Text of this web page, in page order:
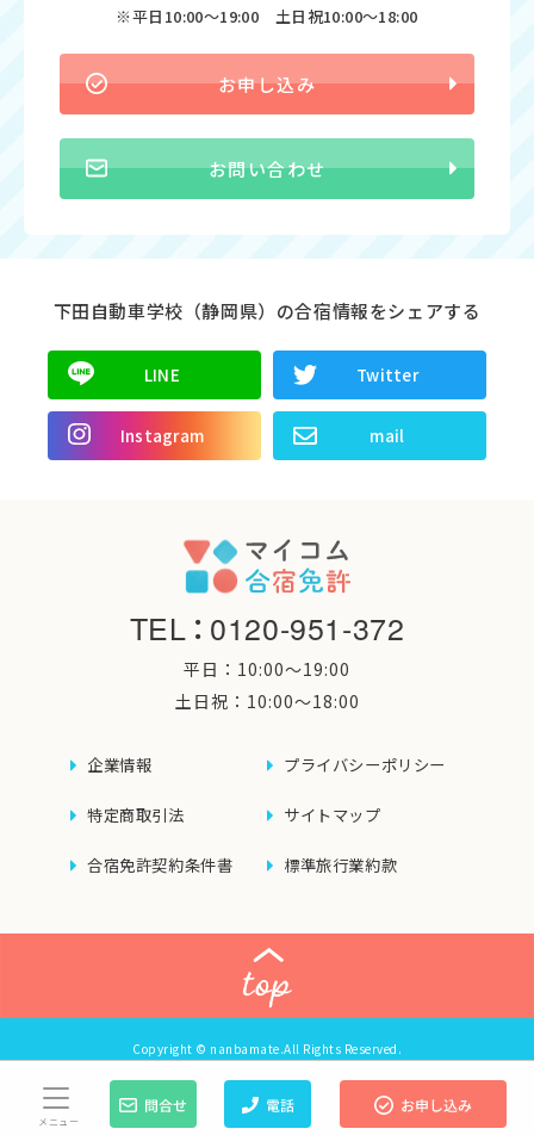
※平日10:00〜19:00 土日祝10:00〜18:00
お申し込み
お問い合わせ
下田自動車学校（静岡県）の合宿情報をシェアする
LINE Twitter
Instagram mail
TEL：0120-951-372
平日：10:00〜19:00
土日祝：10:00〜18:00
企業情報 プライバシーポリシー
特定商取引法 サイトマップ
合宿免許契約条件書 標準旅行業約款
Copyright © nanbamate.All Rights Reserved.
メニュー